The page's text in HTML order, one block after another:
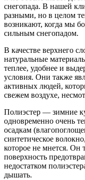
снегопада. В нашей
разными, но в целом
возникают, когда мы
сильным снегопадом.
В качестве верхнего
натуральные
теплее, удобнее и
условия. Они также
активных людей,
свежем воздухе,
Полиэстер — зимние
одновременно очень
осадкам
синтетическое
которое не мнется. Он
поверхность
недостатком
дышать.